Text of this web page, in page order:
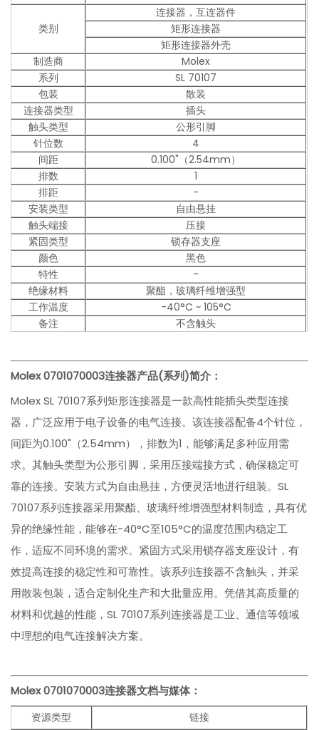
类别
连接器，互连器件
矩形连接器
矩形连接器外壳
制造商
Molex
系列
SL 70107
包装
散装
连接器类型
插头
触头类型
公形引脚
针位数
4
间距
0.100"（2.54mm）
排数
1
排距
-
安装类型
自由悬挂
触头端接
压接
紧固类型
锁存器支座
颜色
黑色
特性
-
绝缘材料
聚酯，玻璃纤维增强型
工作温度
-40°C ~ 105°C
备注
不含触头
Molex 0701070003连接器产品(系列)简介：
Molex SL 70107系列矩形连接器是一款高性能插头类型连接
器，广泛应用于电子设备的电气连接。该连接器配备4个针位，
间距为0.100"（2.54mm），排数为1，能够满足多种应用需
求。其触头类型为公形引脚，采用压接端接方式，确保稳定可
靠的连接。安装方式为自由悬挂，方便灵活地进行组装。SL
70107系列连接器采用聚酯、玻璃纤维增强型材料制造，具有优
异的绝缘性能，能够在-40°C至105°C的温度范围内稳定工
作，适应不同环境的需求。紧固方式采用锁存器支座设计，有
效提高连接的稳定性和可靠性。该系列连接器不含触头，并采
用散装包装，适合定制化生产和大批量应用。凭借其高质量的
材料和优越的性能，SL 70107系列连接器是工业、通信等领域
中理想的电气连接解决方案。
Molex 0701070003连接器文档与媒体：
资源类型 链接